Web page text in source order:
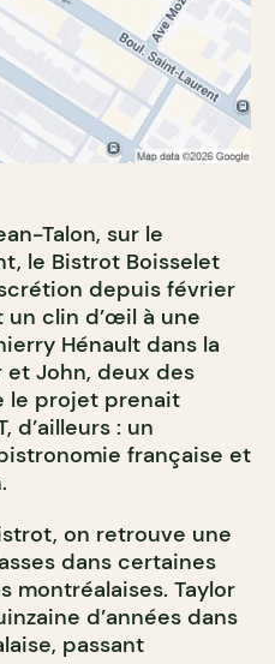
Talon, sur le
le Bistrot Boisselet
depuis février
un clin d’œil à une
Hénault dans la
et John, deux des
le projet prenait
d’ailleurs : un
française et
on retrouve une
dans certaines
montréalaises. Taylor
d’années dans
passant